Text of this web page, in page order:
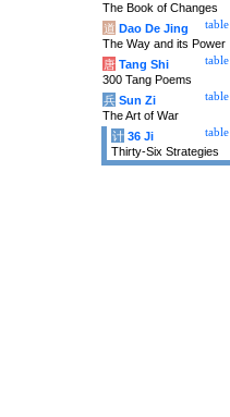
The Book of Changes
table
道 Dao De Jing
The Way and its Power
table
唐 Tang Shi
300 Tang Poems
table
兵 Sun Zi
The Art of War
table
计 36 Ji
Thirty-Six Strategies